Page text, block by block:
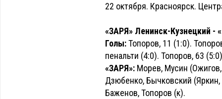
22 октября. Красноярск.
«ЗАРЯ» Ленинск-Кузнецкий -
Голы:Топоров, 11 (1:0).
пенальти (4:0). Топоров, 63
«ЗАРЯ»: Морев, Мусин
Дзюбенко, Бычковский
Баженов, Топоров (к).